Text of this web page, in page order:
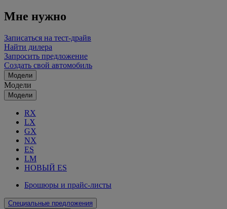
Мне нужно
Записаться на тест-драйв
Найти дилера
Запросить предложение
Создать свой автомобиль
Модели
Модели
Модели
RX
LX
GX
NX
ES
LM
НОВЫЙ ES
Брошюры и прайс-листы
Специальные предложения